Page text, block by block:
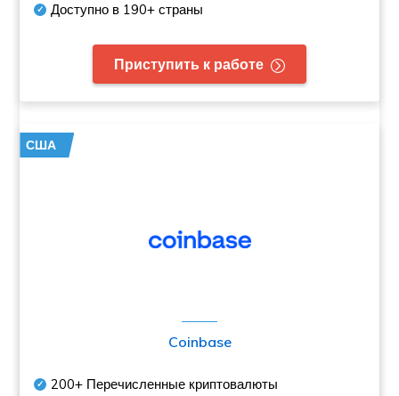
Доступно в 190+ страны
Приступить к работе
США
Coinbase
200+ Перечисленные криптовалюты